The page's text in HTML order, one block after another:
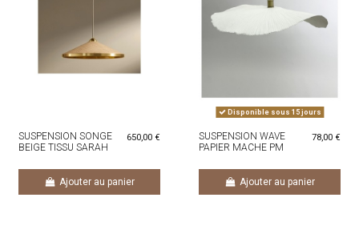
SUSPENSION SONGE
BEIGE TISSU SARAH
650,00 €
Ajouter au panier
Disponible sous 15 jours
SUSPENSION WAVE
PAPIER MACHE PM
78,00 €
Ajouter au panier